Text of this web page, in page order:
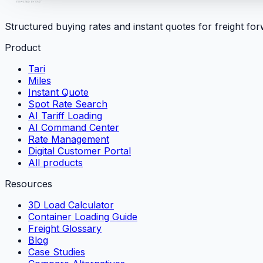
Structured buying rates and instant quotes for freight
Product
Tari
Miles
Instant Quote
Spot Rate Search
AI Tariff Loading
AI Command Center
Rate Management
Digital Customer Portal
All products
Resources
3D Load Calculator
Container Loading Guide
Freight Glossary
Blog
Case Studies